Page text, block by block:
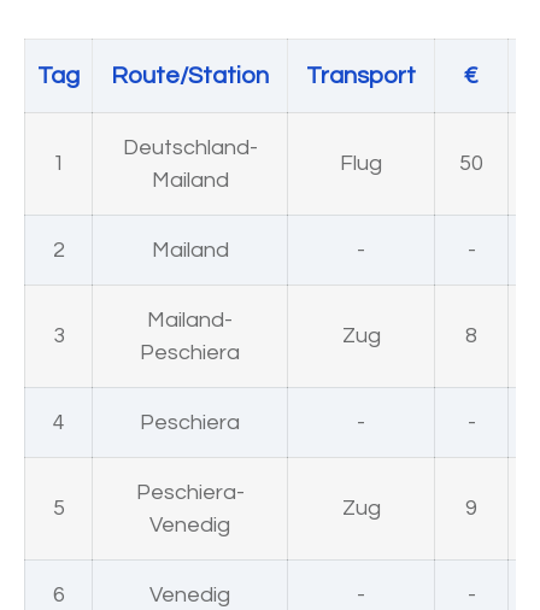
Tag Route/Station Transport €
1
Deutschland-
Mailand
Flug 50
2 Mailand - -
3
Mailand-
Peschiera
Zug 8
4 Peschiera - -
5
Peschiera-
Venedig
Zug 9
6 Venedig - -